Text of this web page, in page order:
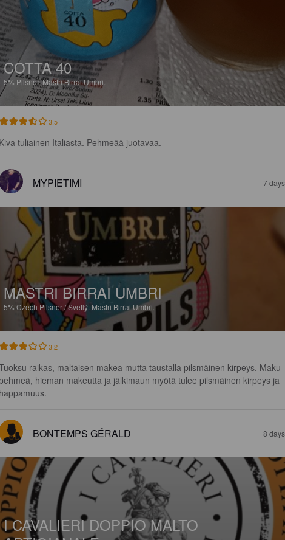
COTTA 40
5% Pilsner.Mastri Birrai Umbri.
3.5
Kiva tuliainen Italiasta. Pehmeää juotavaa.
MYPIETIMI 7
MASTRI BIRRAI UMBRI
5% Czech Pilsner / Svetlý. Mastri Birrai Umbri.
3.2
raikas, maltaisen makea mutta taustalla pilsmäinen kirpeys. Maku
pehmeä, hieman makeutta ja jälkimaun myötä tulee pilsmäinen kirpeys ja
happamuus.
BONTEMPS GÉRALD 8
I CAVALIERI DOPPIO MALTO